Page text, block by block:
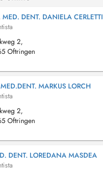
MED. DENT. DANIELA CERLETTI
2,
Oftringen
MARKUS LORCH
2,
Oftringen
DENT. LOREDANA MASDEA